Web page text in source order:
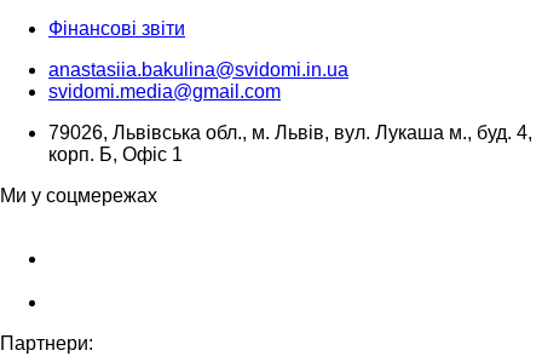
Фінансові звіти
anastasiia.bakulina@svidomi.in.ua
svidomi.media@gmail.com
79026, Львівська обл., м. Львів, вул. Лукаша м., буд. 4,
корп. Б, Офіс 1
Ми у соцмережах
Партнери: